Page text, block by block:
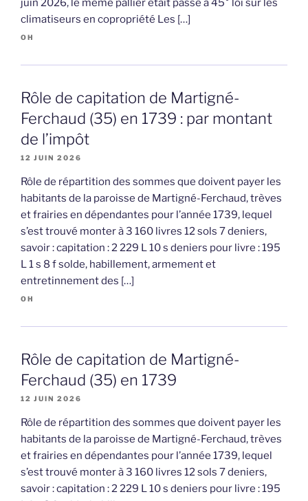
climatiseurs en copropriété Les […]
OH
Rôle de capitation de Martigné-
Ferchaud (35) en 1739 : par montant
de l’impôt
12 JUIN 2026
Rôle de répartition des sommes que doivent payer les
habitants de la paroisse de Martigné-Ferchaud, trèves
et frairies en dépendantes pour l’année 1739, lequel
s’est trouvé monter à 3 160 livres 12 sols 7 deniers,
savoir : capitation : 2 229 L 10 s deniers pour livre : 195
L 1 s 8 f solde, habillement, armement et
entretinnement des […]
OH
Rôle de capitation de Martigné-
Ferchaud (35) en 1739
12 JUIN 2026
Rôle de répartition des sommes que doivent payer les
habitants de la paroisse de Martigné-Ferchaud, trèves
et frairies en dépendantes pour l’année 1739, lequel
s’est trouvé monter à 3 160 livres 12 sols 7 deniers,
savoir : capitation : 2 229 L 10 s deniers pour livre : 195